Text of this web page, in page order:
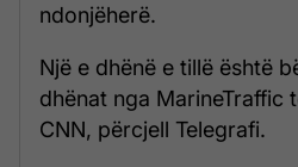
ndonjëherë.
Një e dhënë e tillë është
dhënat nga MarineTraffic
CNN, përcjell Telegrafi.